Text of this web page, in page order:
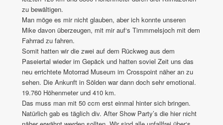
zu bewältigen.
Man möge es mir nicht glauben, aber ich konnte unseren
Mike davon überzeugen, mit mir auf‘s Timmmelsjoch mit dem
Fahrrad zu fahren.
Somit hatten wir die zwei auf dem Rückweg aus dem
Paseiertal wieder im Gepäck und hatten soviel Zeit uns das
neu errichtete Motorrad Museum im Crosspoint näher an zu
sehen. Die Ankunft in Sölden war dann doch sehr emotional.
19.760 Höhenmeter und 410 km.
Das muss man mit 50 ccm erst einmal hinter sich bringen.
Natürlich gab es täglich div. After Show Party’s die hier nicht